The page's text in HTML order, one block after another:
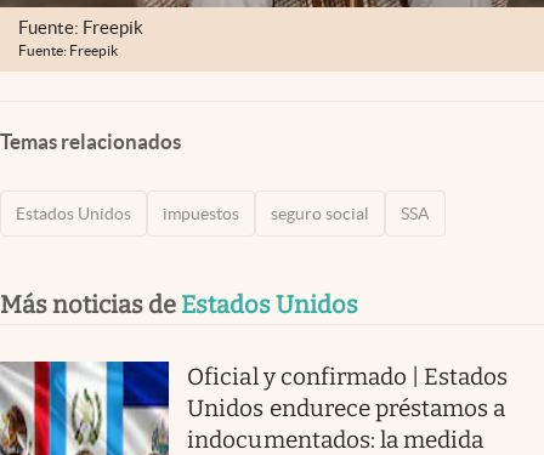
Fuente: Freepik
Fuente: Freepik
Temas relacionados
Estados Unidos impuestos seguro social SSA
Más noticias de Estados Unidos
Oficial y confirmado | Estados
Unidos endurece préstamos a
indocumentados: la medida